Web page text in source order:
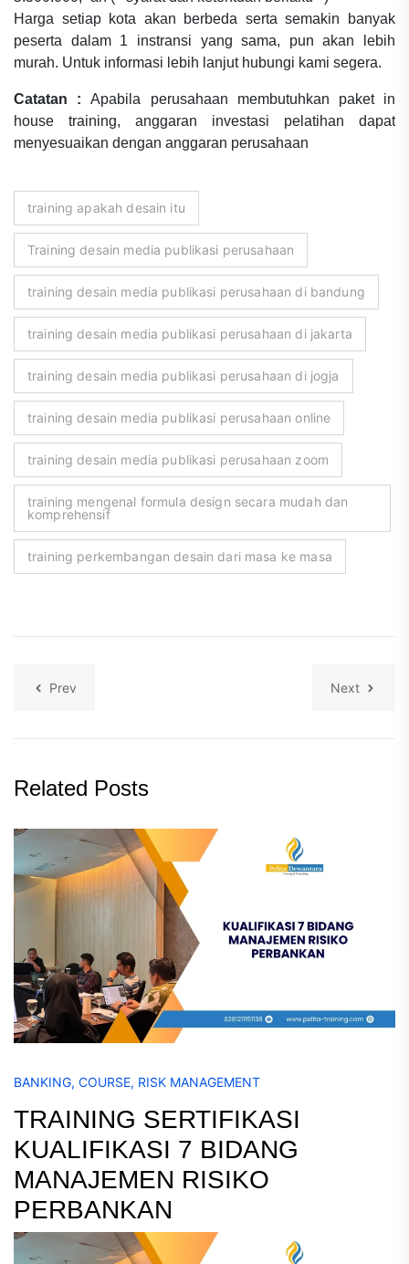
Harga setiap kota akan berbeda serta semakin banyak
peserta dalam 1 instransi yang sama, pun akan lebih
murah. Untuk informasi lebih lanjut hubungi kami segera.
Catatan : Apabila perusahaan membutuhkan paket in
house training, anggaran investasi pelatihan dapat
menyesuaikan dengan anggaran perusahaan
training apakah desain itu
Training desain media publikasi perusahaan
training desain media publikasi perusahaan di bandung
training desain media publikasi perusahaan di jakarta
training desain media publikasi perusahaan di jogja
training desain media publikasi perusahaan online
training desain media publikasi perusahaan zoom
training mengenal formula design secara mudah dan
komprehensif
training perkembangan desain dari masa ke masa
Prev Next
Related Posts
BANKING, COURSE, RISK MANAGEMENT
TRAINING SERTIFIKASI
KUALIFIKASI 7 BIDANG
MANAJEMEN RISIKO
PERBANKAN